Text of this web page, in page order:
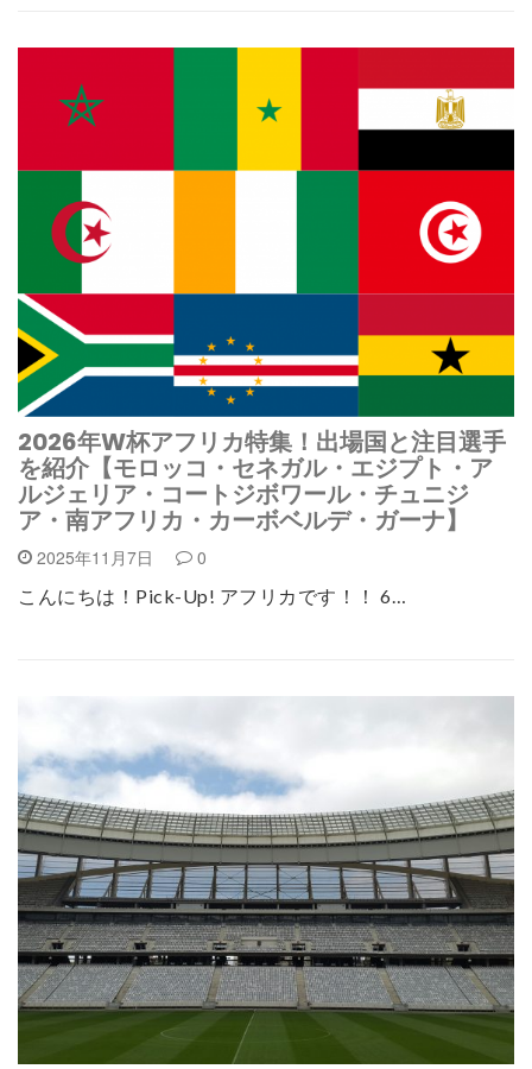
2026年W杯アフリカ特集！出場国と注目選手
を紹介【モロッコ・セネガル・エジプト・ア
ルジェリア・コートジボワール・チュニジ
ア・南アフリカ・カーボベルデ・ガーナ】
2025年11月7日 0
こんにちは！Pick-Up! アフリカです！！ 6…